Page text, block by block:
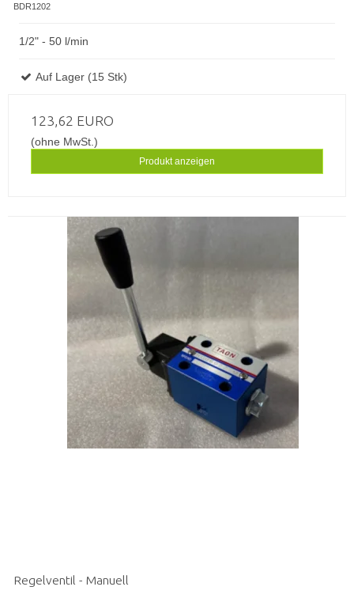
BDR1202
1/2" - 50 l/min
Auf Lager (15 Stk)
123,62 EURO
(ohne MwSt.)
Produkt anzeigen
Regelventil - Manuell